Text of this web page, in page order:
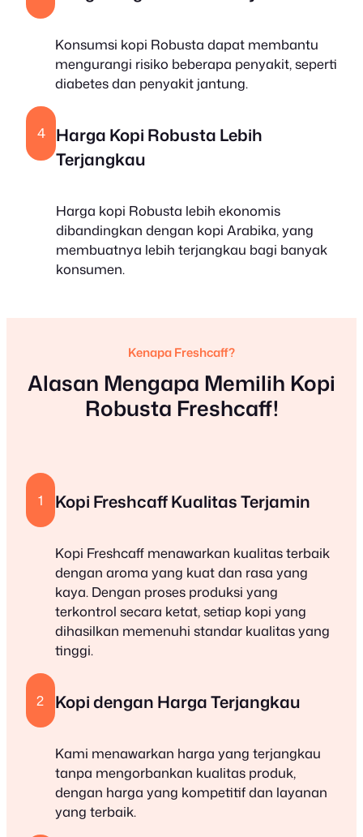
Konsumsi kopi Robusta dapat membantu
mengurangi risiko beberapa penyakit, seperti
diabetes dan penyakit jantung.
4
Harga Kopi Robusta Lebih
Terjangkau
Harga kopi Robusta lebih ekonomis
dibandingkan dengan kopi Arabika, yang
membuatnya lebih terjangkau bagi banyak
konsumen.
Kenapa Freshcaff?
Alasan Mengapa Memilih Kopi
Robusta Freshcaff!
1 Kopi Freshcaff Kualitas Terjamin
Kopi Freshcaff menawarkan kualitas terbaik
dengan aroma yang kuat dan rasa yang
kaya. Dengan proses produksi yang
terkontrol secara ketat, setiap kopi yang
dihasilkan memenuhi standar kualitas yang
tinggi.
2 Kopi dengan Harga Terjangkau
Kami menawarkan harga yang terjangkau
tanpa mengorbankan kualitas produk,
dengan harga yang kompetitif dan layanan
yang terbaik.